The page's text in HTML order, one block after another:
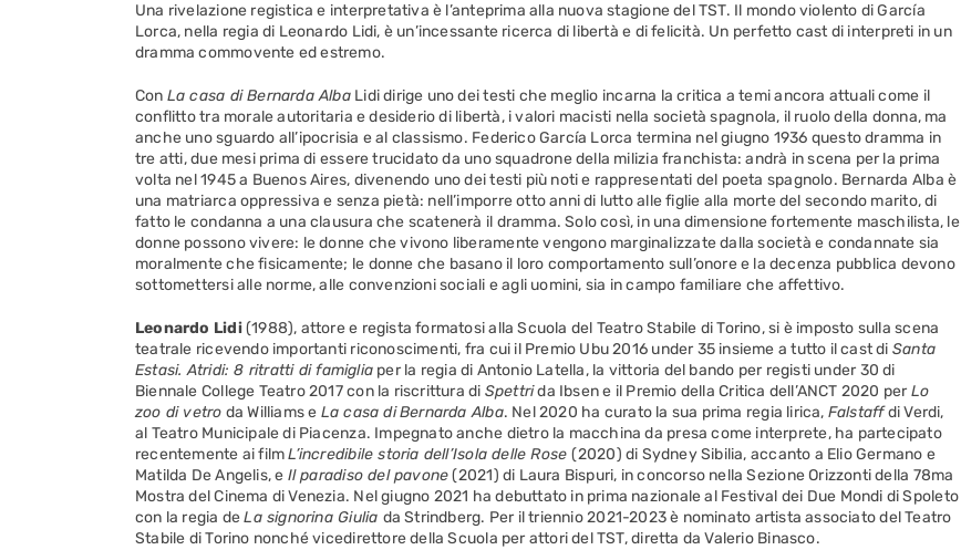
Una rivelazione registica e interpretativa è l’anteprima alla nuova stagione del TST. Il mondo violento di García
Lorca, nella regia di Leonardo Lidi, è un’incessante ricerca di libertà e di felicità. Un perfetto cast di interpreti in un
dramma commovente ed estremo.
Con La casa di Bernarda AlbaLidi dirige uno dei testi che meglio incarna la critica a temi ancora attuali come il
conflitto tra morale autoritaria e desiderio di libertà, i valori macisti nella società spagnola, il ruolo della donna, ma
anche uno sguardo all’ipocrisia e al classismo. Federico García Lorca termina nel giugno 1936 questo dramma in
tre atti, due mesi prima di essere trucidato da uno squadrone della milizia franchista: andrà in scena per la prima
volta nel 1945 a Buenos Aires, divenendo uno dei testi più noti e rappresentati del poeta spagnolo. Bernarda Alba è
una matriarca oppressiva e senza pietà: nell’imporre otto anni di lutto alle figlie alla morte del secondo marito, di
fatto le condanna a una clausura che scatenerà il dramma. Solo così, in una dimensione fortemente maschilista, le
donne possono vivere: le donne che vivono liberamente vengono marginalizzate dalla società e condannate sia
moralmente che fisicamente; le donne che basano il loro comportamento sull’onore e la decenza pubblica devono
sottomettersi alle norme, alle convenzioni sociali e agli uomini, sia in campo familiare che affettivo.
Leonardo Lidi(1988), attore e regista formatosi alla Scuola del Teatro Stabile di Torino, si è imposto sulla scena
teatrale ricevendo importanti riconoscimenti, fra cui il Premio Ubu 2016 under 35 insieme a tutto il cast di Santa
Estasi. Atridi: 8 ritratti di famigliaper la regia di Antonio Latella, la vittoria del bando per registi under 30 di
Biennale College Teatro 2017 con la riscrittura di Spettrida Ibsen e il Premio della Critica dell’ANCT 2020 per Lo
zoo di vetro da Williams e La casa diBernarda Alba. Nel 2020 ha curato la sua prima regia lirica, Falstaffdi Verdi,
al Teatro Municipale di Piacenza. Impegnato anche dietro la macchina da presa come interprete, ha partecipato
recentemente ai filmL’incredibile storia dell’Isola delle Rose(2020) di Sydney Sibilia, accanto a Elio Germano e
Matilda De Angelis, e Il paradiso del pavone(2021) di Laura Bispuri, in concorso nella Sezione Orizzonti della 78ma
Mostra del Cinema di Venezia. Nel giugno 2021 ha debuttato in prima nazionale al Festival dei Due Mondi di Spoleto
con la regia deLa signorina Giulia da Strindberg. Per il triennio 2021-2023 è nominato artista associato del Teatro
Stabile di Torino nonché vicedirettore della Scuola per attori del TST, diretta da Valerio Binasco.